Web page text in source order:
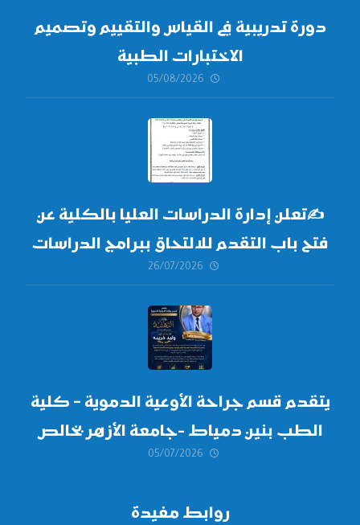
دورة تدريبية في القياس والتقييم وتصميم
الاختبارات الطبية
05/08/2026
✍تعلن إدارة الدراسات العليا بالكلية عن
فتح باب التقدم للالتحاق ببرامج الدراسات
العليا لدورة
أكتوبر 2026،
26/07/2026
يتقدم قسم جراحة الأوعية الدموية – كلية
الطب بنين دمياط -جامعة الأزهر بخالص
التهنئة وأصدق الأمنيات إلى الأستاذ
05/07/2026
روابط مفيدة